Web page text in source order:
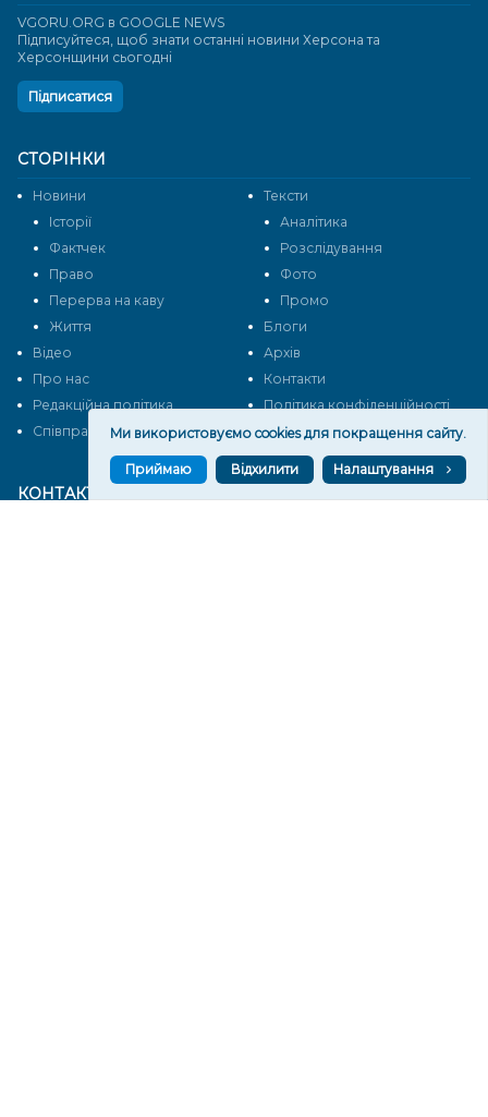
КОНТАКТИ
СТОРІНКИ
Новини
Тексти
Історії
Аналітика
Фактчек
Розслідування
Право
Фото
Перерва на каву
Промо
Життя
Блоги
Відео
Архів
Про нас
Контакти
Редакційна політика
Політика конфіденційності
Cпівпраця
VGORU.ORG в GOOGLE NEWS
Підписуйтеся, щоб знати останні новини Херсона та
Херсонщини сьогодні
Підписатися
Ми використовуємо cookies для покращення сайту.
Приймаю Відхилити Налаштування